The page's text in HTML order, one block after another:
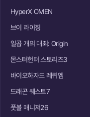
HyperX OMEN
브이 라이징
일곱 개의 대죄: Origin
몬스터헌터 스토리즈3
바이오하자드 레퀴엠
드래곤 퀘스트7
풋볼 매니저26